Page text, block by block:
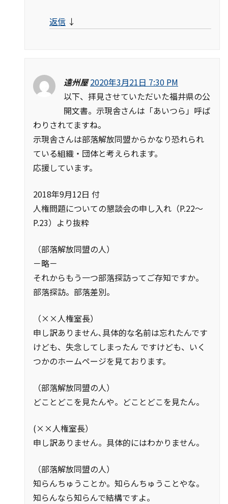
返信 ↓
遠州屋 2020年3月21日 7:30 PM
以下、拝見させていただいた福井県の公
開文書。示現舎さんは「あいつら」呼ば
わりされてますね。
示現舎さんは部落解放同盟からかなり恐れられ
ている組織・団体と考えられます。
応援しています。
2018年9月12日 付
人権問題についての懇談会の申し入れ（P.22～
P.23）より抜粋
（部落解放同盟の人）
－略－
それからもう一つ部落探訪ってご存知ですか。
部落探訪。部落差別。
（××人権室長）
申し訳ありません､具体的な名前は忘れたんです
けども、失念してしまったん ですけども、いく
つかのホームページを見ております。
（部落解放同盟の人）
どことどこを見たんや。どことどこを見たん。
(××人権室長）
申し訳ありません。具体的にはわかりません。
（部落解放同盟の人）
知らんちゅうことか。知らんちゅうことやな。
知らんなら知らんで結構ですよ。